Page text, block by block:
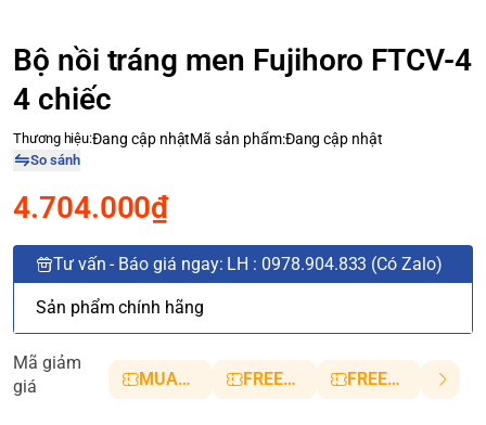
Bộ nồi tráng men Fujihoro FTCV-4
4 chiếc
Thương hiệu:Đang cập nhậtMã sản phẩm:Đang cập nhật
So sánh
4.704.000₫
Tư vấn - Báo giá ngay: LH : 0978.904.833 (Có Zalo)
Sản phẩm chính hãng
Mã giảm
giá
MUANHANH01 FREESHIP5 FREESHIP10